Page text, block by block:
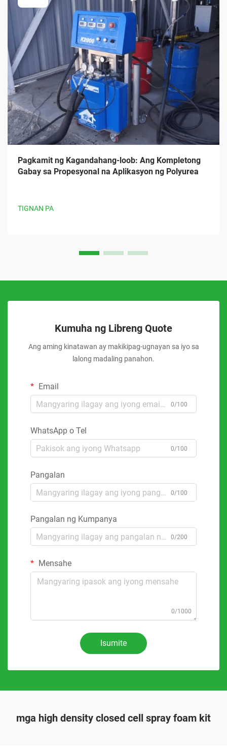
Pagkamit ng Kagandahang-loob: Ang Kompletong
Gabay sa Propesyonal na Aplikasyon ng Polyurea
TIGNAN PA
Kumuha ng Libreng Quote
Ang aming kinatawan ay makikipag-ugnayan sa iyo sa
lalong madaling panahon.
Email
0/100
WhatsApp o Tel
0/100
Pangalan
0/100
Pangalan ng Kumpanya
0/200
Mensahe
0/1000
Isumite
mga high density closed cell spray foam kit